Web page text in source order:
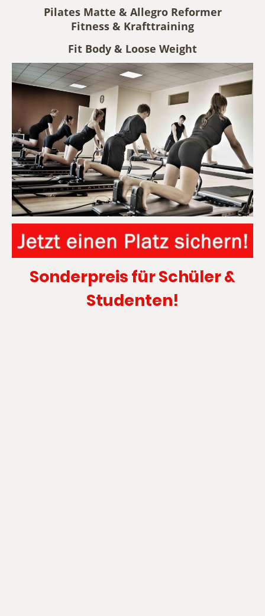
Pilates Matte & Allegro Reformer
Fitness & Krafttraining
Fit Body & Loose Weight
Sonderpreis für Schüler &
Studenten!